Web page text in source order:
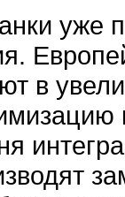
уже
в